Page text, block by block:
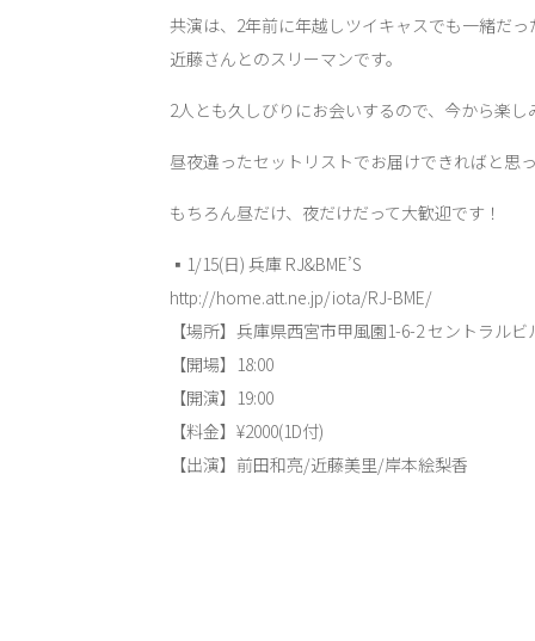
共演は、2年前に年越しツイキャスでも一緒だ
近藤さんとのスリーマンです。
2人とも久しびりにお会いするので、今から楽
昼夜違ったセットリストでお届けできればと思
もちろん昼だけ、夜だけだって大歓迎です！
▪︎1/15(日) 兵庫 RJ&BME’S
http://home.att.ne.jp/iota/RJ-BME/
【場所】兵庫県西宮市甲風園1-6-2 セントラルビ
【開場】18:00
【開演】19:00
【料金】¥2000(1D付)
【出演】前田和亮/近藤美里/岸本絵梨香